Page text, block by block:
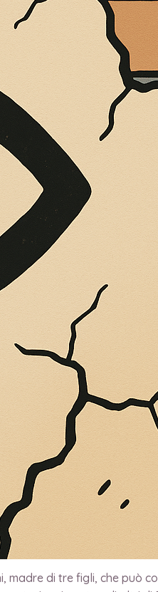
GIOIA
2023
per l’attenzione al
di tre figli, che può